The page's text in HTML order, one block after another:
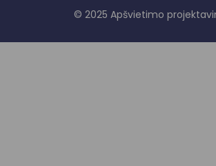
© 2025 Apšvietimo